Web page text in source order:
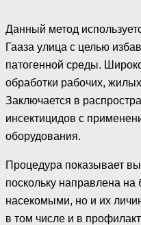
Данный метод
Гааза улица с целью
патогенной среды.
обработки рабочих,
Заключается в
инсектицидов с
оборудования.
Процедура показывает
поскольку направлена на
насекомыми, но и их
в том числе и в